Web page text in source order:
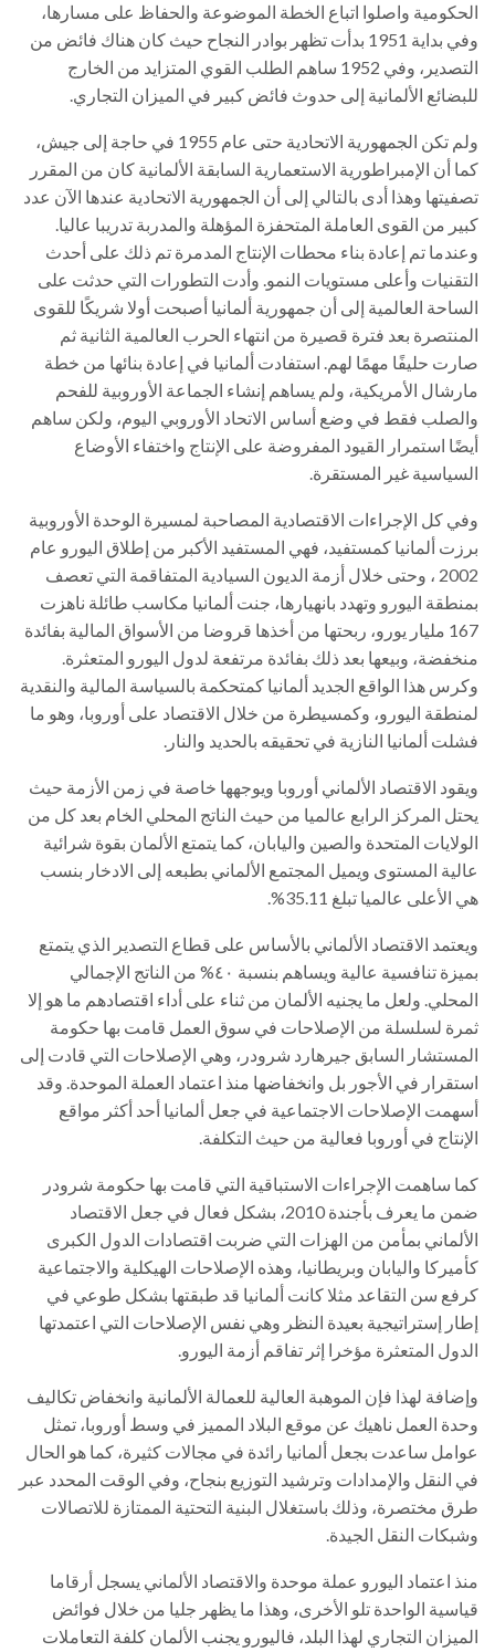
الحكومية واصلوا اتباع الخطة الموضوعة والحفاظ على مسارها،
وفي بداية 1951 بدأت تظهر بوادر النجاح حيث كان هناك فائض من
التصدير، وفي 1952 ساهم الطلب القوي المتزايد من الخارج
للبضائع الألمانية إلى حدوث فائض كبير في الميزان التجاري.
ولم تكن الجمهورية الاتحادية حتى عام 1955 في حاجة إلى جيش،
كما أن الإمبراطورية الاستعمارية السابقة الألمانية كان من المقرر
تصفيتها وهذا أدى بالتالي إلى أن الجمهورية الاتحادية عندها الآن عدد
كبير من القوى العاملة المتحفزة المؤهلة والمدربة تدريبا عاليا.
وعندما تم إعادة بناء محطات الإنتاج المدمرة تم ذلك على أحدث
التقنيات وأعلى مستويات النمو. وأدت التطورات التي حدثت على
الساحة العالمية إلى أن جمهورية ألمانيا أصبحت أولا شريكًا للقوى
المنتصرة بعد فترة قصيرة من انتهاء الحرب العالمية الثانية ثم
صارت حليفًا مهمًا لهم. استفادت ألمانيا في إعادة بنائها من خطة
مارشال الأمريكية، ولم يساهم إنشاء الجماعة الأوروبية للفحم
والصلب فقط في وضع أساس الاتحاد الأوروبي اليوم، ولكن ساهم
أيضًا استمرار القيود المفروضة على الإنتاج واختفاء الأوضاع
السياسية غير المستقرة.
وفي كل الإجراءات الاقتصادية المصاحبة لمسيرة الوحدة الأوروبية
برزت ألمانيا كمستفيد، فهي المستفيد الأكبر من إطلاق اليورو عام
2002 ، وحتى خلال أزمة الديون السيادية المتفاقمة التي تعصف
بمنطقة اليورو وتهدد بانهيارها، جنت ألمانيا مكاسب طائلة ناهزت
167 مليار يورو، ربحتها من أخذها قروضا من الأسواق المالية بفائدة
منخفضة، وبيعها بعد ذلك بفائدة مرتفعة لدول اليورو المتعثرة.
وكرس هذا الواقع الجديد ألمانيا كمتحكمة بالسياسة المالية والنقدية
لمنطقة اليورو، وكمسيطرة من خلال الاقتصاد على أوروبا، وهو ما
فشلت ألمانيا النازية في تحقيقه بالحديد والنار.
ويقود الاقتصاد الألماني أوروبا ويوجهها خاصة في زمن الأزمة حيث
يحتل المركز الرابع عالميا من حيث الناتج المحلي الخام بعد كل من
الولايات المتحدة والصين واليابان، كما يتمتع الألمان بقوة شرائية
عالية المستوى ويميل المجتمع الألماني بطبعه إلى الادخار بنسب
هي الأعلى عالميا تبلغ 35.11%.
ويعتمد الاقتصاد الألماني بالأساس على قطاع التصدير الذي يتمتع
بميزة تنافسية عالية ويساهم بنسبة ٤٠% من الناتج الإجمالي
المحلي. ولعل ما يجنيه الألمان من ثناء على أداء اقتصادهم ما هو إلا
ثمرة لسلسلة من الإصلاحات في سوق العمل قامت بها حكومة
المستشار السابق جيرهارد شرودر، وهي الإصلاحات التي قادت إلى
استقرار في الأجور بل وانخفاضها منذ اعتماد العملة الموحدة. وقد
أسهمت الإصلاحات الاجتماعية في جعل ألمانيا أحد أكثر مواقع
الإنتاج في أوروبا فعالية من حيث التكلفة.
كما ساهمت الإجراءات الاستباقية التي قامت بها حكومة شرودر
ضمن ما يعرف بأجندة 2010، بشكل فعال في جعل الاقتصاد
الألماني بمأمن من الهزات التي ضربت اقتصادات الدول الكبرى
كأميركا واليابان وبريطانيا، وهذه الإصلاحات الهيكلية والاجتماعية
كرفع سن التقاعد مثلا كانت ألمانيا قد طبقتها بشكل طوعي في
إطار إستراتيجية بعيدة النظر وهي نفس الإصلاحات التي اعتمدتها
الدول المتعثرة مؤخرا إثر تفاقم أزمة اليورو.
وإضافة لهذا فإن الموهبة العالية للعمالة الألمانية وانخفاض تكاليف
وحدة العمل ناهيك عن موقع البلاد المميز في وسط أوروبا، تمثل
عوامل ساعدت بجعل ألمانيا رائدة في مجالات كثيرة، كما هو الحال
في النقل والإمدادات وترشيد التوزيع بنجاح، وفي الوقت المحدد عبر
طرق مختصرة، وذلك باستغلال البنية التحتية الممتازة للاتصالات
وشبكات النقل الجيدة.
منذ اعتماد اليورو عملة موحدة والاقتصاد الألماني يسجل أرقاما
قياسية الواحدة تلو الأخرى، وهذا ما يظهر جليا من خلال فوائض
الميزان التجاري لهذا البلد، فاليورو يجنب الألمان كلفة التعاملات